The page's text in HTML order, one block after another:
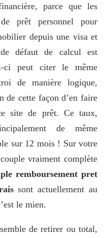
parce que les
prêt personnel pour
depuis une visa et
défaut de calcul est
ci peut citer le même
de manière logique,
de cette façon d’en faire
site de prêt. Ce taux,
de même
sur 12 mois ! Sur votre
vraiment complète
remboursement pret
sont actuellement au
le mien.
de retirer ou total,